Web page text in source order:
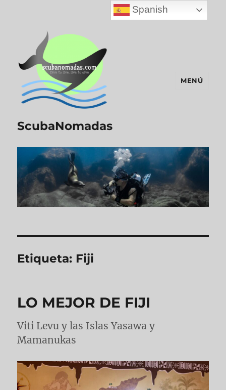
ScubaNomadas
MENÚ
Etiqueta: Fiji
LO MEJOR DE FIJI
Viti Levu y las Islas Yasawa y
Mamanukas
Spanish